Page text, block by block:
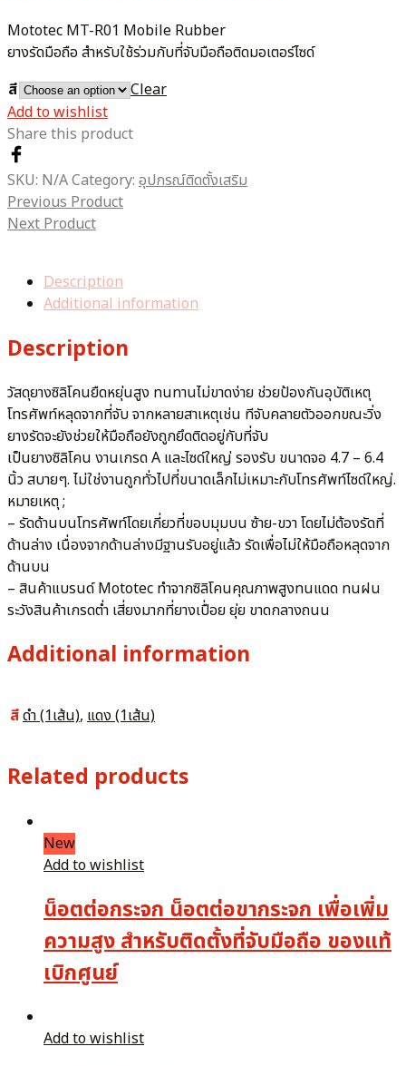
Mototec MT-R01 Mobile Rubber
ยางรัดมือถือ สำหรับใช้ร่วมกับที่จับมือถือติดมอเตอร์ไซด์
สี
Clear
Add to wishlist
Share this product
SKU: N/ACategory: อุปกรณ์ติดตั้งเสริม
Previous Product
Next Product
Description
Additional information
Description
วัสดุยางซิลิโคนยืดหยุ่นสูง ทนทานไม่ขาดง่าย ช่วยป้องกันอุบัติเหตุ
โทรศัพท์หลุดจากที่จับ จากหลายสาเหตุเช่น ทีจับคลายตัวออกขณะวิ่ง
ยางรัดจะยังช่วยให้มือถือยังถูกยึดติดอยู่กับที่จับ
เป็นยางซิลิโคน งานเกรด A และไซด์ใหญ่ รองรับ ขนาดจอ 4.7 – 6.4
นิ้ว สบายๆ. ไม่ใช่งานถูกทั่วไปที่ขนาดเล็กไม่เหมาะกับโทรศัพท์ไซด์ใหญ่.
หมายเหตุ ;
– รัดด้านบนโทรศัพท์โดยเกี่ยวที่ขอบมุมบน ซ้าย-ขวา โดยไม่ต้องรัดที่
ด้านล่าง เนื่องจากด้านล่างมีฐานรับอยู่แล้ว รัดเพื่อไม่ให้มือถือหลุดจาก
ด้านบน
– สินค้าแบรนด์ Mototec ทำจากซิลิโคนคุณภาพสูงทนแดด ทนฝน
ระวังสินค้าเกรดต่ำ เสี่ยงมากที่ยางเปื่อย ยุ่ย ขาดกลางถนน
Additional information
สีดำ (1เส้น), แดง (1เส้น)
Related products
New
Add to wishlist
น็อตต่อกระจก น็อตต่อขากระจก เพื่อเพิ่ม
ความสูง สำหรับติดตั้งที่จับมือถือ ของแท้
เบิกศูนย์
Add to wishlist